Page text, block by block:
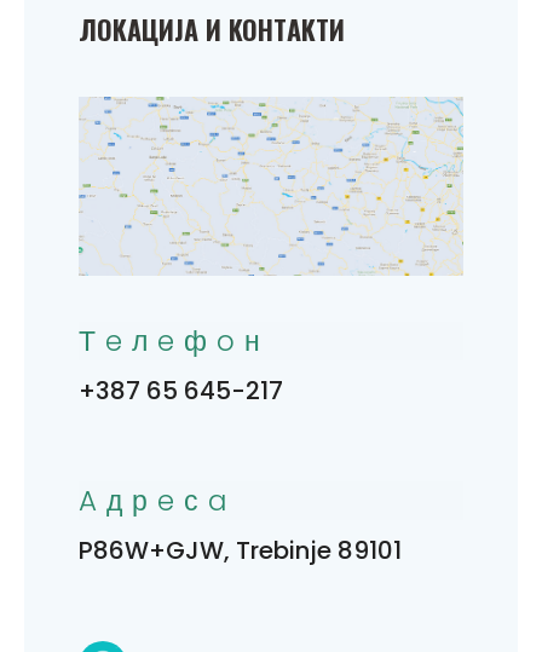
ЛOKAЦИЈA И KOНТAKТИ
Тeлeфoн
+387 65 645-217
Aдрeсa
P86W+GJW, Trebinje 89101